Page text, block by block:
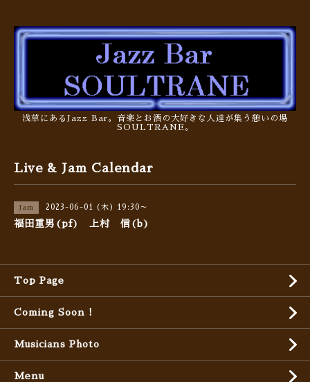
浅草にあるJazz Bar。音楽とお酒の大好きな人達が集う憩いの場
SOULTRANE。
Live & Jam Calendar
Jam 2023-06-01 (木) 19:30～
福田重男(pf) 上村 信(b)
Top Page
Coming Soon !
Musicians Photo
Menu